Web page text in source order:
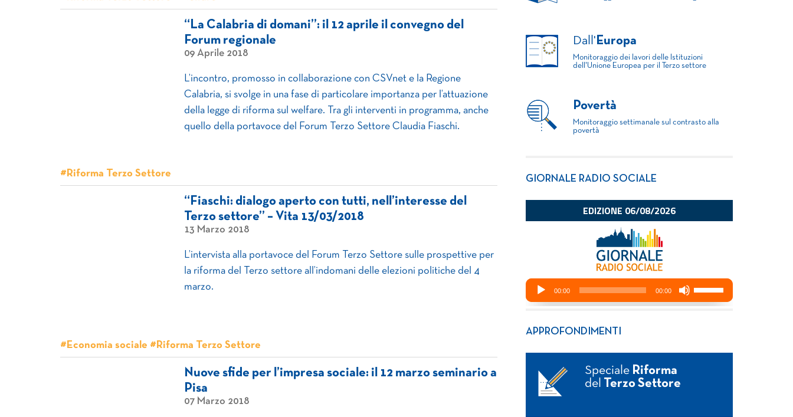
“La Calabria di domani”: il 12 aprile il convegno del
Forum regionale
09 Aprile 2018
L’incontro, promosso in collaborazione con CSVnet e la Regione
Calabria, si svolge in una fase di particolare importanza per l’attuazione
della legge di riforma sul welfare. Tra gli interventi in programma, anche
quello della portavoce del Forum Terzo Settore Claudia Fiaschi.
#Riforma Terzo Settore
“Fiaschi: dialogo aperto con tutti, nell’interesse del
Terzo settore” – Vita 13/03/2018
13 Marzo 2018
L’intervista alla portavoce del Forum Terzo Settore sulle prospettive per
la riforma del Terzo settore all’indomani delle elezioni politiche del 4
marzo.
#Economia sociale #Riforma Terzo Settore
Nuove sfide per l’impresa sociale: il 12 marzo seminario a
Pisa
07 Marzo 2018
Dall' Europa
Monitoraggio dei lavori delle Istituzioni
dell'Unione Europea per il Terzo settore
Povertà
Monitoraggio settimanale sul contrasto alla
povertà
GIORNALE RADIO SOCIALE
APPROFONDIMENTI
Speciale Riforma
del
Terzo Settore